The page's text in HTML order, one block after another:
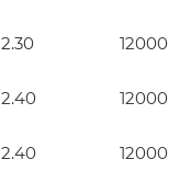
2.30 12000
2.40 12000
2.40 12000